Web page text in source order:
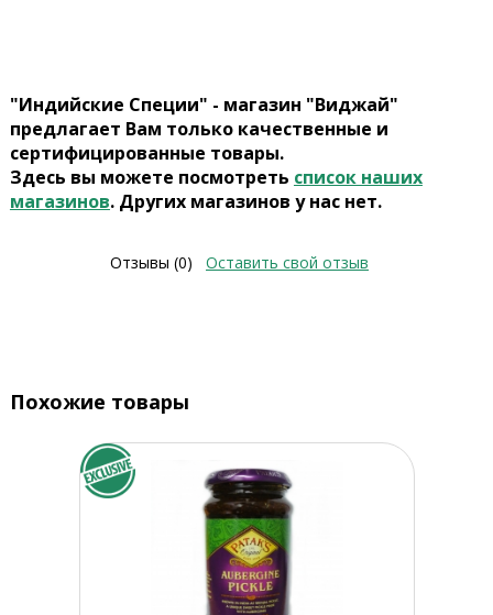
"Индийские Специи" - магазин "Виджай"
предлагает Вам только качественные и
сертифицированные товары.
Здесь вы можете посмотреть список наших
магазинов. Других магазинов у нас нет.
Отзывы (0) Оставить свой отзыв
Похожие товары